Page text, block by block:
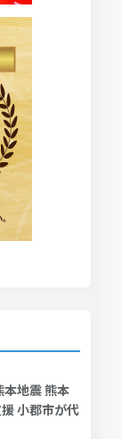
本地震 熊本
小郡市が代